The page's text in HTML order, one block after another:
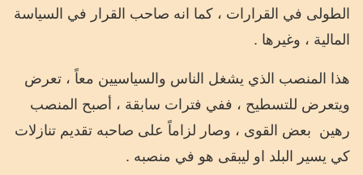
الطولى في القرارات ، كما انه صاحب القرار في السياسة
المالية ، وغيرها .
هذا المنصب الذي يشغل الناس والسياسيين معاً ، تعرض
ويتعرض للتسطيح ، ففي فترات سابقة ، أصبح المنصب
رهين بعض القوى ، وصار لزاماً على صاحبه تقديم تنازلات
كي يسير البلد او ليبقى هو في منصبه .